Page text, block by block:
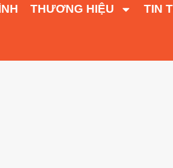
THƯƠNG HIỆU TIN